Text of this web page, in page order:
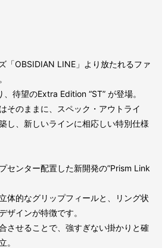
「OBSIDIAN LINE」より放たれるファ
、待望のExtra Edition “ST” が登場。
そのままに、スペック・アウトライ
し、新しいラインに相応しい特別仕様
センター配置した新開発の”Prism Link
体的なグリップフィールと、リング状
ザインが特徴です。
させることで、強すぎない掛かりと確
。